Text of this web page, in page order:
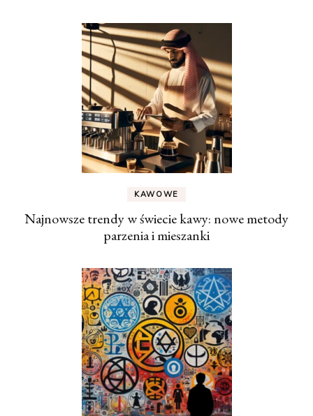
KAWOWE
Najnowsze trendy w świecie kawy: nowe metody
parzenia i mieszanki